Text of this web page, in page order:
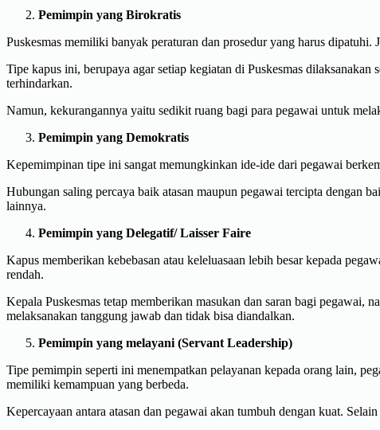
Pemimpin yang Birokratis
Puskesmas memiliki banyak peraturan dan prosedur yang harus
Tipe kapus ini, berupaya agar setiap kegiatan di Puskesmas
terhindarkan.
Namun, kekurangannya yaitu sedikit ruang bagi para pegawai untuk
Pemimpin yang Demokratis
Kepemimpinan tipe ini sangat memungkinkan ide-ide dari pegawai
Hubungan saling percaya baik atasan maupun pegawai tercipta dengan
lainnya.
Pemimpin yang Delegatif/ Laisser Faire
Kapus memberikan kebebasan atau keleluasaan lebih besar kepada
rendah.
Kepala Puskesmas tetap memberikan masukan dan saran bagi
melaksanakan tanggung jawab dan tidak bisa diandalkan.
Pemimpin yang melayani (Servant Leadership)
Tipe pemimpin seperti ini menempatkan pelayanan kepada orang lain,
memiliki kemampuan yang berbeda.
Kepercayaan antara atasan dan pegawai akan tumbuh dengan kuat.